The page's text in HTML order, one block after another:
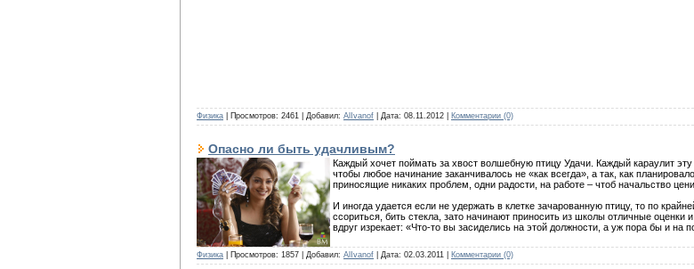
Физика | Просмотров: 2461 | Добавил: AlIvanof | Дата: 08.11.2012 Комментарии (0)
Опасно ли быть удачливым?
Каждый хочет поймать за хвост волшебную птицу Удачи. Каждый караулит
чтобы любое начинание заканчивалось не «как всегда», а так, как
приносящие никаких проблем, одни радости, на работе – чтоб начальство
И иногда удается если не удержать в клетке зачарованную птицу, то по
ссориться, бить стекла, зато начинают приносить из школы отличные
вдруг изрекает: «Что-то вы засиделись на этой должности, а уж пора бы и на
Физика | Просмотров: 1857 | Добавил: AlIvanof | Дата: 02.03.2011 Комментарии (0)